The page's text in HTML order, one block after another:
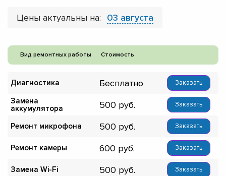
Цены актуальны на: 03 августа
Вид ремонтных работы Стоимость
Диагностика Бесплатно Заказать
Замена
аккумулятора
500 Заказать
Ремонт микрофона 500 Заказать
Ремонт камеры 600 Заказать
Замена Wi-Fi 500 Заказать